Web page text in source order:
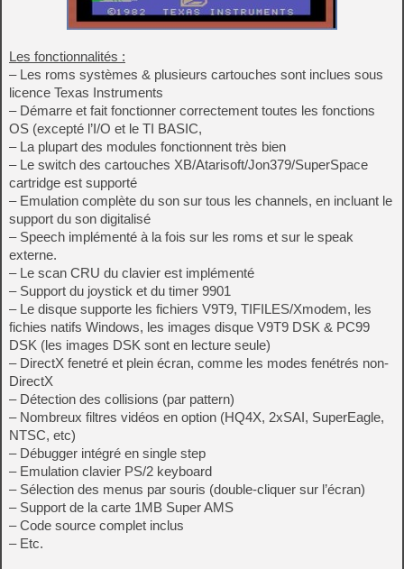
Les fonctionnalités :
– Les roms systèmes & plusieurs cartouches sont inclues sous
licence Texas Instruments
– Démarre et fait fonctionner correctement toutes les fonctions
OS (excepté l’I/O et le TI BASIC,
– La plupart des modules fonctionnent très bien
– Le switch des cartouches XB/Atarisoft/Jon379/SuperSpace
cartridge est supporté
– Emulation complète du son sur tous les channels, en incluant le
support du son digitalisé
– Speech implémenté à la fois sur les roms et sur le speak
externe.
– Le scan CRU du clavier est implémenté
– Support du joystick et du timer 9901
– Le disque supporte les fichiers V9T9, TIFILES/Xmodem, les
fichies natifs Windows, les images disque V9T9 DSK & PC99
DSK (les images DSK sont en lecture seule)
– DirectX fenetré et plein écran, comme les modes fenétrés non-
DirectX
– Détection des collisions (par pattern)
– Nombreux filtres vidéos en option (HQ4X, 2xSAI, SuperEagle,
NTSC, etc)
– Débugger intégré en single step
– Emulation clavier PS/2 keyboard
– Sélection des menus par souris (double-cliquer sur l’écran)
– Support de la carte 1MB Super AMS
– Code source complet inclus
– Etc.